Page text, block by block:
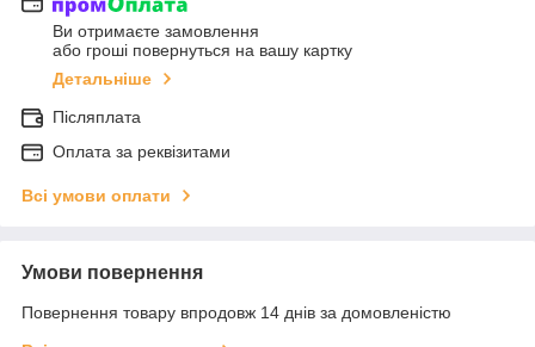
Ви отримаєте замовлення
або гроші повернуться на вашу картку
Детальніше
Післяплата
Оплата за реквізитами
Всі умови оплати
Умови повернення
Повернення товару впродовж 14 днів за домовленістю